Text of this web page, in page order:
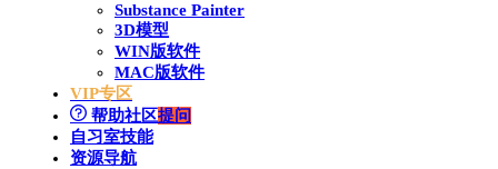
Substance Painter
3D模型
WIN版软件
MAC版软件
VIP专区
帮助社区提问
自习室技能
资源导航